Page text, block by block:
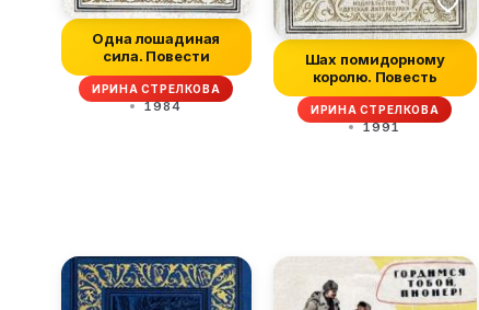
Одна лошадиная
сила. Повести
ИРИНА СТРЕЛКОВА
1984
Шах помидорному
королю. Повесть
ИРИНА СТРЕЛКОВА
1991